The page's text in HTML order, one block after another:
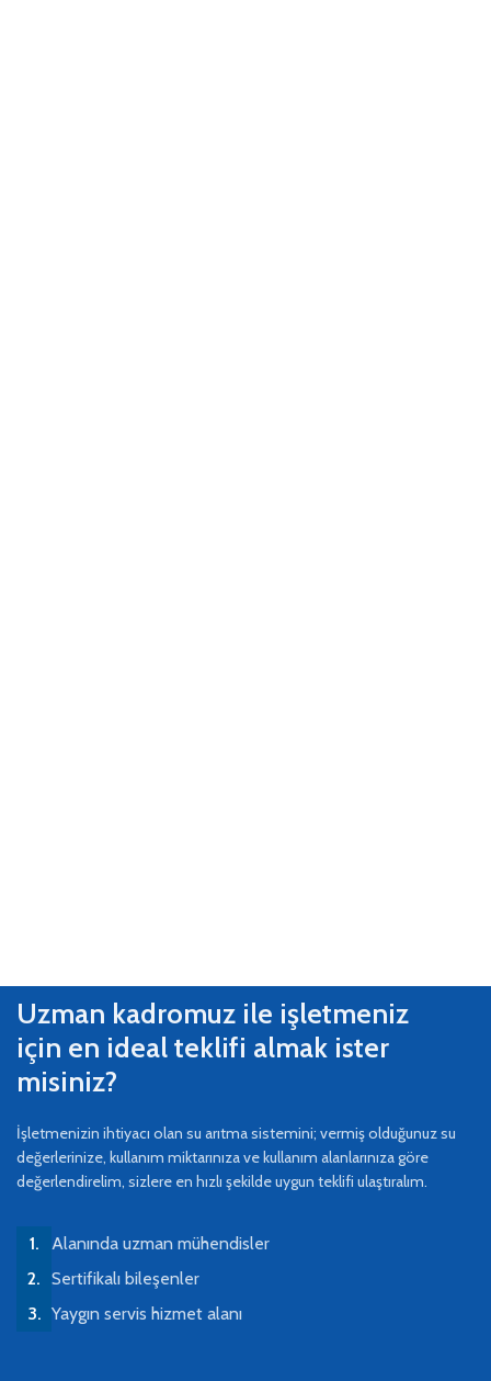
Uzman kadromuz ile işletmeniz
için en ideal teklifi almak ister
misiniz?
İşletmenizin ihtiyacı olan su arıtma sistemini; vermiş olduğunuz su
değerlerinize, kullanım miktarınıza ve kullanım alanlarınıza göre
değerlendirelim, sizlere en hızlı şekilde uygun teklifi ulaştıralım.
Alanında uzman mühendisler
Sertifikalı bileşenler
Yaygın servis hizmet alanı